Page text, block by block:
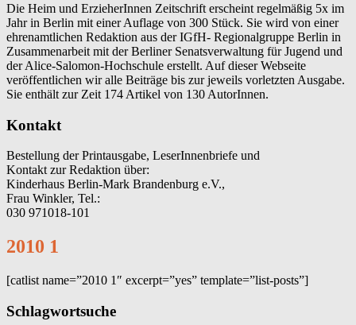
Die Heim und ErzieherInnen Zeitschrift erscheint regelmäßig 5x im
Jahr in Berlin mit einer Auflage von 300 Stück. Sie wird von einer
ehrenamtlichen Redaktion aus der IGfH- Regionalgruppe Berlin in
Zusammenarbeit mit der Berliner Senatsverwaltung für Jugend und
der Alice-Salomon-Hochschule erstellt. Auf dieser Webseite
veröffentlichen wir alle Beiträge bis zur jeweils vorletzten Ausgabe.
Sie enthält zur Zeit 174 Artikel von 130 AutorInnen.
Kontakt
Bestellung der Printausgabe, LeserInnenbriefe und
Kontakt zur Redaktion über:
Kinderhaus Berlin-Mark Brandenburg e.V.,
Frau Winkler, Tel.:
030 971018-101
2010 1
[catlist name=”2010 1″ excerpt=”yes” template=”list-posts”]
Schlagwortsuche